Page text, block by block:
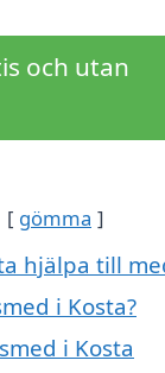
och utan
gömma
hjälpa till
i Kosta?
i Kosta